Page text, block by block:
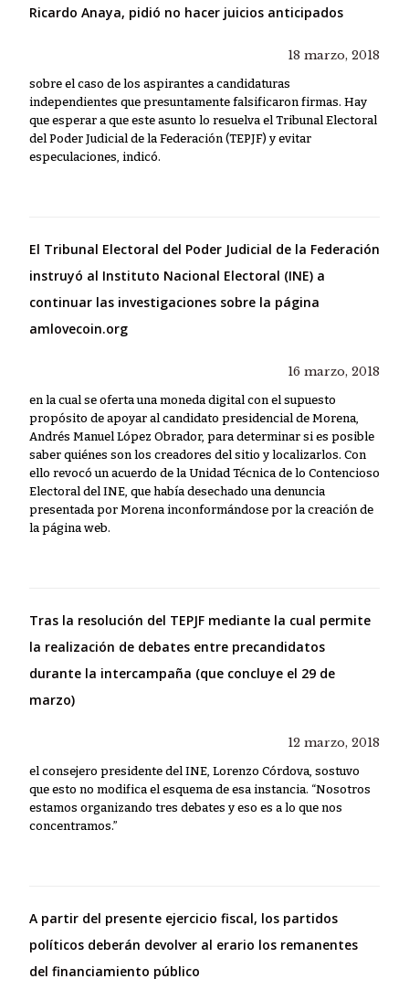
Ricardo Anaya, pidió no hacer juicios anticipados
18 marzo, 2018
sobre el caso de los aspirantes a candidaturas
independientes que presuntamente falsificaron firmas. Hay
que esperar a que este asunto lo resuelva el Tribunal Electoral
del Poder Judicial de la Federación (TEPJF) y evitar
especulaciones, indicó.
El Tribunal Electoral del Poder Judicial de la Federación
instruyó al Instituto Nacional Electoral (INE) a
continuar las investigaciones sobre la página
amlovecoin.org
16 marzo, 2018
en la cual se oferta una moneda digital con el supuesto
propósito de apoyar al candidato presidencial de Morena,
Andrés Manuel López Obrador, para determinar si es posible
saber quiénes son los creadores del sitio y localizarlos. Con
ello revocó un acuerdo de la Unidad Técnica de lo Contencioso
Electoral del INE, que había desechado una denuncia
presentada por Morena inconformándose por la creación de
la página web.
Tras la resolución del TEPJF mediante la cual permite
la realización de debates entre precandidatos
durante la intercampaña (que concluye el 29 de
marzo)
12 marzo, 2018
el consejero presidente del INE, Lorenzo Córdova, sostuvo
que esto no modifica el esquema de esa instancia. “Nosotros
estamos organizando tres debates y eso es a lo que nos
concentramos.”
A partir del presente ejercicio fiscal, los partidos
políticos deberán devolver al erario los remanentes
del financiamiento público